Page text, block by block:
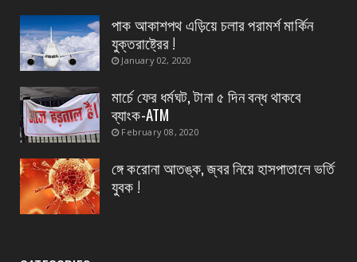
August 07, 2026
CONTACT
নৈপুর গ্রাম পঞ্চায়েতে বিজেপির নতুন বোর্ড গঠন, প্রধান
পদে মদ...
August 07, 2026
পাক আকাশপথ এড়িয়ে চলার পরামর্শ মার্কিন
যুক্তরাষ্ট্রের !
January 02, 2020
মার্চে ফের ধর্মঘট, টানা ৫ দিন বন্ধ থাকবে
ব্যাংক-ATM
February 08, 2020
ঙ্গে করোনা আতঙ্ক, জ্বর নিয়ে হাসপাতালে ভর্তি
যুবক !